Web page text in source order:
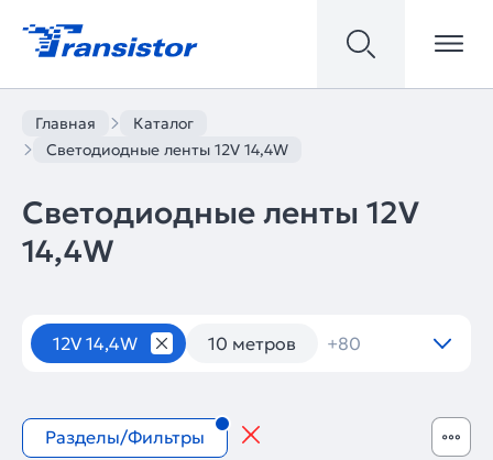
Главная
Каталог
Светодиодные ленты 12V 14,4W
Светодиодные ленты 12V
14,4W
12V 14,4W
Светодиодные ленты
10 метров +80
Разделы/Фильтры